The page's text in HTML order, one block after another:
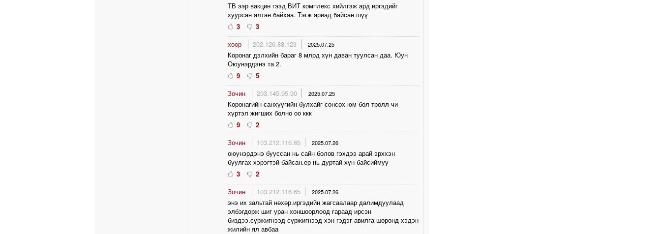
ТВ ээр вакцин гээд ВИТ комплекс хийлгэж ард иргэдийг
хуурсан ялтан байхаа. Тэгж яриад байсан шүү
3
3
хоор
202.126.88.123 2025.07.25
Коронаг дэлхийн бараг 8 млрд хүн даван туулсан даа. Юун
Оюунэрдэнэ та 2.
9
5
Зочин
203.145.95.90 2025.07.25
Коронагийн санхүүгийн булхайг сонсох юм бол тролл чи
хүртэл жигших болно оо ккк
9
2
Зочин
103.212.116.65 2025.07.26
оюунэрдэнэ бууссан нь сайн болов гэхдээ арай эрххэн
буулгах хэрэгтэй байсан.ер нь дуртай хүн байсиймуу
3
2
Зочин
103.212.116.65 2025.07.26
энэ их зальтай нөхөр.иргэдийн жагсаалаар далимдуулаад
элбэгдорж шиг уран хоншоорлоод гараад ирсэн
биздээ.сүржигнээд сүржигнээд хэн гэдэг авилга шоронд хэдэн
жилийн ял авбаа